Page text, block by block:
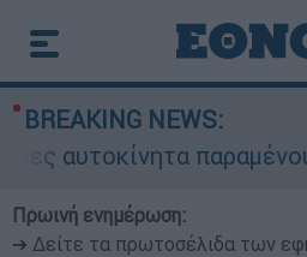
BREAKING NEWS:
αυτοκίνητα
Πρωινή ενημέρωση:
➔ Δείτε τα πρωτοσέλιδα των